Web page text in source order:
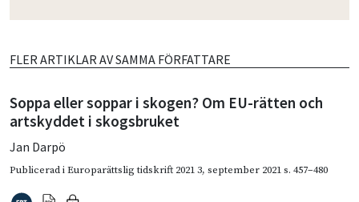
FLER ARTIKLAR AV SAMMA FÖRFATTARE
Soppa eller soppar i skogen? Om EU-rätten och
artskyddet i skogsbruket
Jan Darpö
Publicerad iEuroparättslig tidskrift 2021 3, september 2021s. 457–480